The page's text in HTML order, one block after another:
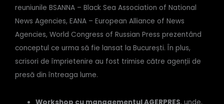
reuniunile BSANNA – Black Sea Association of National
News Agencies, EANA – European Alliance of News
Agencies, World Congress of Russian Press prezentând
conceptul ce urma să fie lansat la București. În plus,
scrisori de împrietenire au fost trimise către agenții de
presă din întreaga lume.